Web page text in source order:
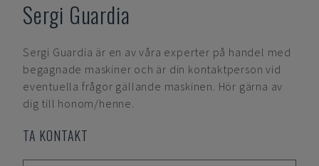
Sergi Guardia
Sergi Guardia är en av våra experter på handel med
begagnade maskiner och är din kontaktperson vid
eventuella frågor gällande maskinen. Hör gärna av
dig till honom/henne.
TA KONTAKT